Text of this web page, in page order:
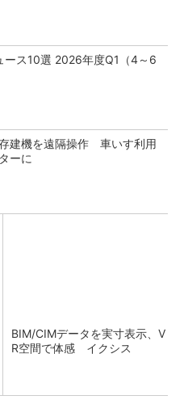
ース10選 2026年度Q1（4～6
存建機を遠隔操作 車いす利用
ーに
BIM/CIMデータを実寸表示、V
R空間で体感 イクシス